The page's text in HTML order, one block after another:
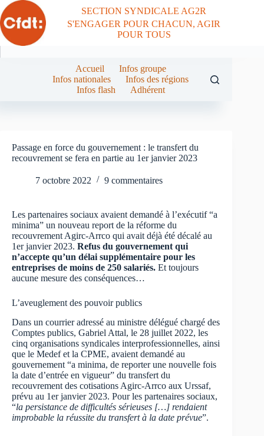
Passer
au
contenu
SECTION SYNDICALE AG2R
S'ENGAGER POUR CHACUN, AGIR
POUR TOUS
Accueil
Infos groupe
Infos nationales
Infos des régions
Infos flash
Adhérent
Passage en force du gouvernement : le transfert du
recouvrement se fera en partie au 1er janvier 2023
7 octobre 2022 9 commentaires
Les partenaires sociaux avaient demandé à l’exécutif “a
minima” un nouveau report de la réforme du
recouvrement Agirc-Arrco qui avait déjà été décalé au
1er janvier 2023. Refus du gouvernement qui
n’accepte qu’un délai supplémentaire pour les
entreprises de moins de 250 salariés. Et toujours
aucune mesure des conséquences…
L’aveuglement des pouvoir publics
Dans un courrier adressé au ministre délégué chargé des
Comptes publics, Gabriel Attal, le 28 juillet 2022, les
cinq organisations syndicales interprofessionnelles, ainsi
que le Medef et la CPME, avaient demandé au
gouvernement “a minima, de reporter une nouvelle fois
la date d’entrée en vigueur” du transfert du
recouvrement des cotisations Agirc-Arrco aux Urssaf,
prévu au 1er janvier 2023. Pour les partenaires sociaux,
“la persistance de difficultés sérieuses […] rendaient
improbable la réussite du transfert à la date prévue”.